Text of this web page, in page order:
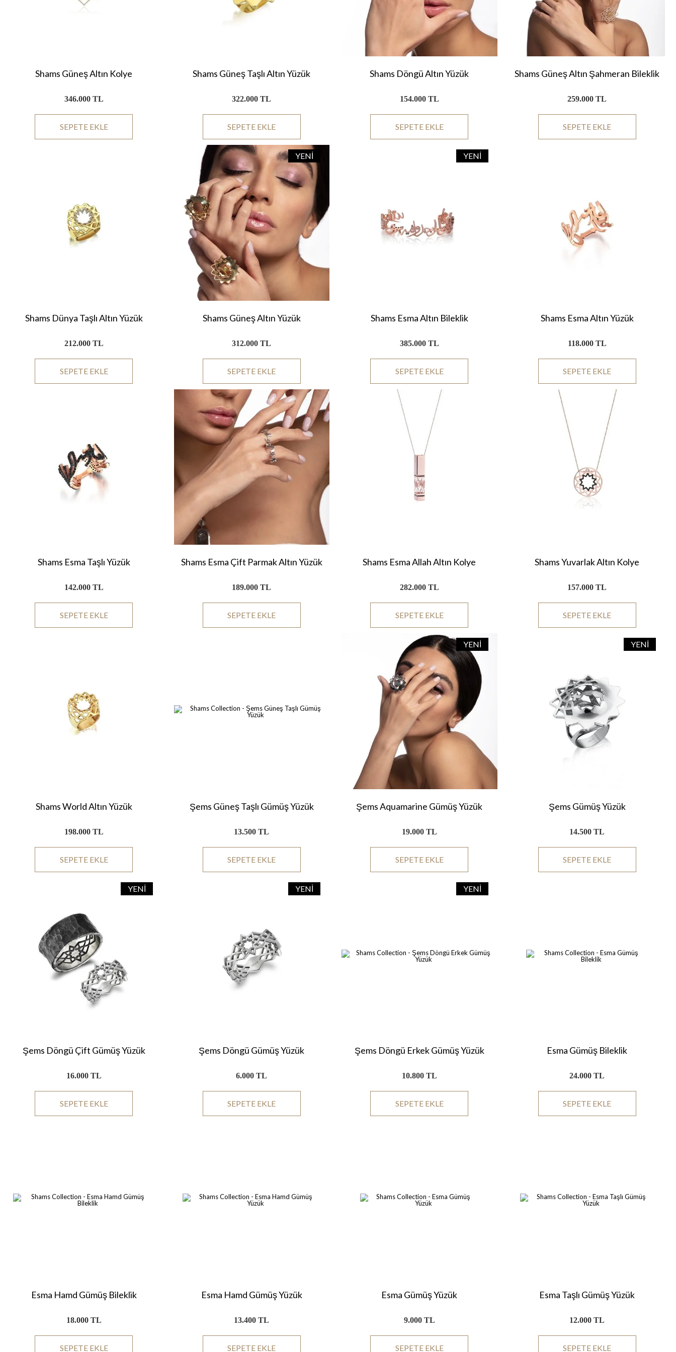
Shams Güneş Altın Kolye
346.000 TL
SEPETE EKLE
Shams Güneş Taşlı Altın Yüzük
322.000 TL
SEPETE EKLE
Shams Döngü Altın Yüzük
154.000 TL
SEPETE EKLE
Shams Güneş Altın Şahmeran Bileklik
259.000 TL
SEPETE EKLE
Shams Dünya Taşlı Altın Yüzük
212.000 TL
SEPETE EKLE
YENI
Shams Güneş Altın Yüzük
312.000 TL
SEPETE EKLE
YENI
Shams Esma Altın Bileklik
385.000 TL
SEPETE EKLE
Shams Esma Altın Yüzük
118.000 TL
SEPETE EKLE
Shams Esma Taşlı Yüzük
142.000 TL
SEPETE EKLE
Shams Esma Çift Parmak Altın Yüzük
189.000 TL
SEPETE EKLE
Shams Esma Allah Altın Kolye
282.000 TL
SEPETE EKLE
Shams Yuvarlak Altın Kolye
157.000 TL
SEPETE EKLE
Shams World Altın Yüzük
198.000 TL
SEPETE EKLE
Şems Güneş Taşlı Gümüş Yüzük
13.500 TL
SEPETE EKLE
YENI
Şems Aquamarine Gümüş Yüzük
19.000 TL
SEPETE EKLE
YENI
Şems Gümüş Yüzük
14.500 TL
SEPETE EKLE
YENI
Şems Döngü Çift Gümüş Yüzük
16.000 TL
SEPETE EKLE
YENI
Şems Döngü Gümüş Yüzük
6.000 TL
SEPETE EKLE
YENI
Şems Döngü Erkek Gümüş Yüzük
10.800 TL
SEPETE EKLE
Esma Gümüş Bileklik
24.000 TL
SEPETE EKLE
Esma Hamd Gümüş Bileklik
18.000 TL
SEPETE EKLE
Esma Hamd Gümüş Yüzük
13.400 TL
SEPETE EKLE
Esma Gümüş Yüzük
9.000 TL
SEPETE EKLE
Esma Taşlı Gümüş Yüzük
12.000 TL
SEPETE EKLE